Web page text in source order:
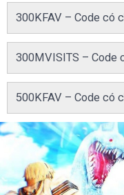
300KFAV – Code có
300MVISITS – Code
500KFAV – Code có